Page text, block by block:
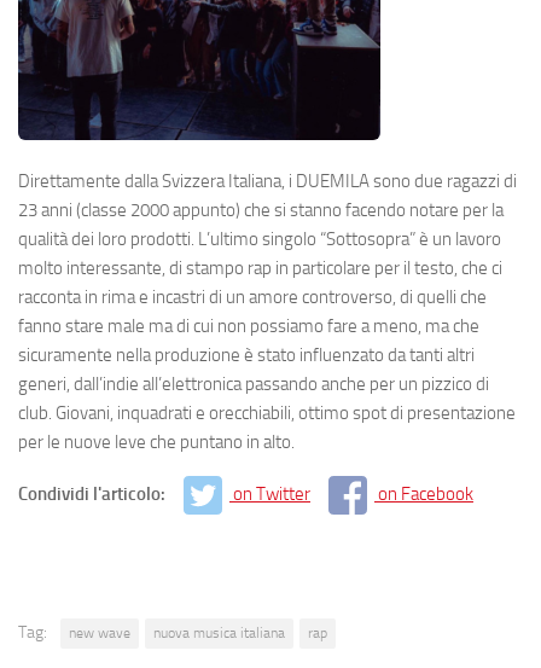
Direttamente dalla Svizzera Italiana, i DUEMILA sono due ragazzi di
23 anni (classe 2000 appunto) che si stanno facendo notare per la
qualità dei loro prodotti. L’ultimo singolo “Sottosopra” è un lavoro
molto interessante, di stampo rap in particolare per il testo, che ci
racconta in rima e incastri di un amore controverso, di quelli che
fanno stare male ma di cui non possiamo fare a meno, ma che
sicuramente nella produzione è stato influenzato da tanti altri
generi, dall’indie all’elettronica passando anche per un pizzico di
club. Giovani, inquadrati e orecchiabili, ottimo spot di presentazione
per le nuove leve che puntano in alto.
Condividi l'articolo: on Twitter on Facebook
Tag: new wave nuova musica italiana rap